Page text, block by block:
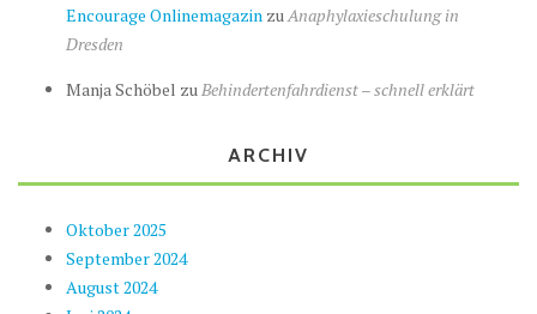
Encourage Onlinemagazin zuAnaphylaxieschulung in
Dresden
Manja Schöbel zuBehindertenfahrdienst – schnell erklärt
ARCHIV
Oktober 2025
September 2024
August 2024